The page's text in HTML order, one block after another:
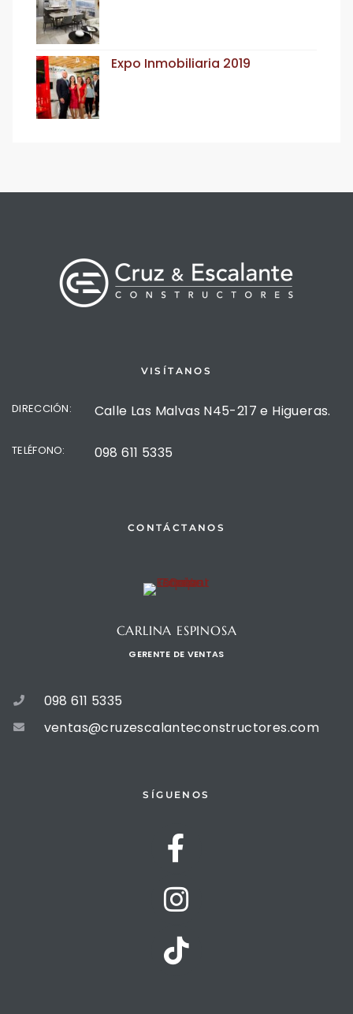
Expo Inmobiliaria 2019
VISÍTANOS
DIRECCIÓN: Calle Las Malvas N45-217 e Higueras.
TELÉFONO: 098 611 5335
CONTÁCTANOS
CARLINA ESPINOSA
GERENTE DE VENTAS
098 611 5335
ventas@cruzescalanteconstructores.com
SÍGUENOS